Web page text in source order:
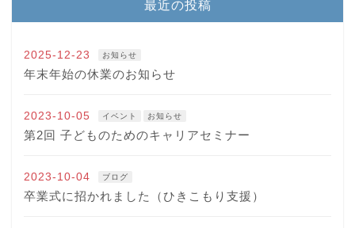
最近の投稿
2025-12-23 お知らせ
年末年始の休業のお知らせ
2023-10-05 イベント お知らせ
第2回 子どものためのキャリアセミナー
2023-10-04 ブログ
卒業式に招かれました（ひきこもり支援）